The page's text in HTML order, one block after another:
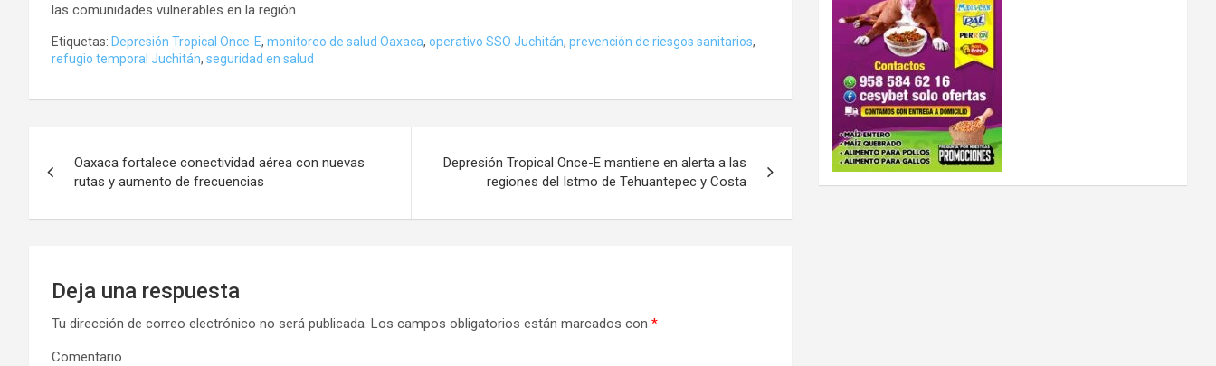
las comunidades vulnerables en la región.
Etiquetas: Depresión Tropical Once-E, monitoreo de salud Oaxaca, operativo SSO Juchitán, prevención de riesgos sanitarios,
refugio temporal Juchitán, seguridad en salud
de
entradas
Oaxaca fortalece conectividad aérea con nuevas
rutas y aumento de frecuencias
Depresión Tropical Once-E mantiene en alerta a las
regiones del Istmo de Tehuantepec y Costa
Deja una respuesta
Tu dirección de correo electrónico no será publicada. Los campos obligatorios están marcados con *
Comentario